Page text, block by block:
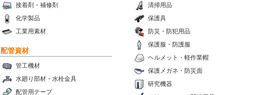
接着剤・補修剤
化学製品
工業用素材
清掃用品
保護具
防災・防犯用品
保護服・防護服
ヘルメット・軽作業帽
保護メガネ・防災面
研究機器
配管資材
管工機材
水廻り部材・水栓金具
配管用テープ